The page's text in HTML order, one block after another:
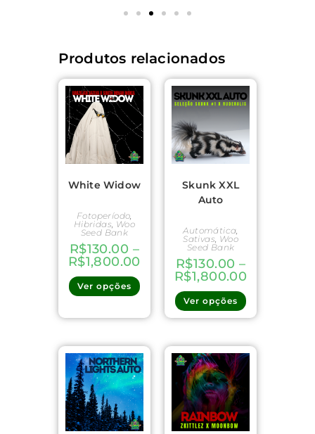
Produtos relacionados
White Widow
Fotoperíodo
Hibridas Woo
Seed Bank
R$130.00 –
R$1,800.00
Ver opções
Skunk XXL
Auto
Automática
Sativas Woo
Seed Bank
R$130.00 –
R$1,800.00
Ver opções